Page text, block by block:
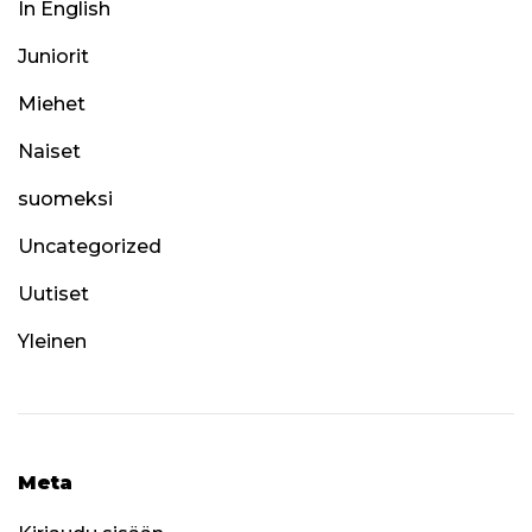
In English
Juniorit
Miehet
Naiset
suomeksi
Uncategorized
Uutiset
Yleinen
Meta